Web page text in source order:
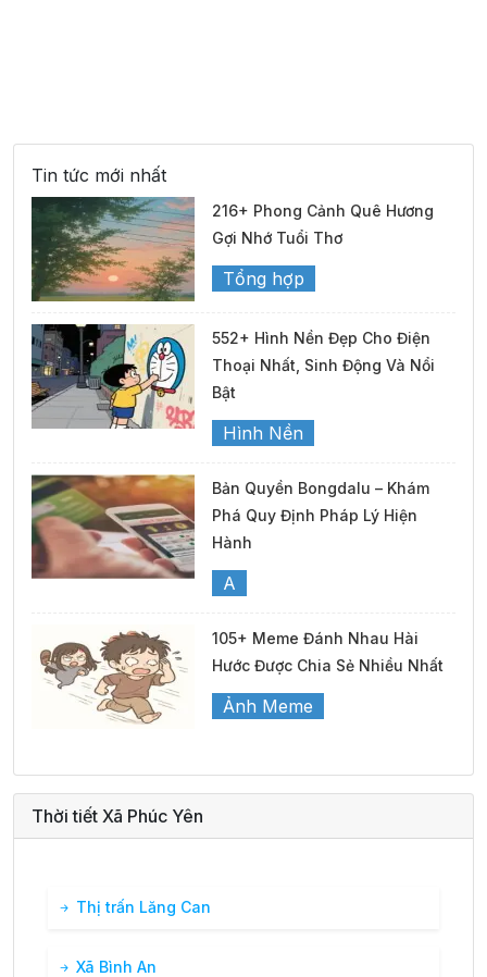
Tin tức mới nhất
216+ Phong Cảnh Quê Hương
Gợi Nhớ Tuổi Thơ
Tổng hợp
552+ Hình Nền Đẹp Cho Điện
Thoại Nhất, Sinh Động Và Nổi
Bật
Hình Nền
Bản Quyền Bongdalu – Khám
Phá Quy Định Pháp Lý Hiện
Hành
A
105+ Meme Đánh Nhau Hài
Hước Được Chia Sẻ Nhiều Nhất
Ảnh Meme
Thời tiết Xã Phúc Yên
Thị trấn Lăng Can
Xã Bình An